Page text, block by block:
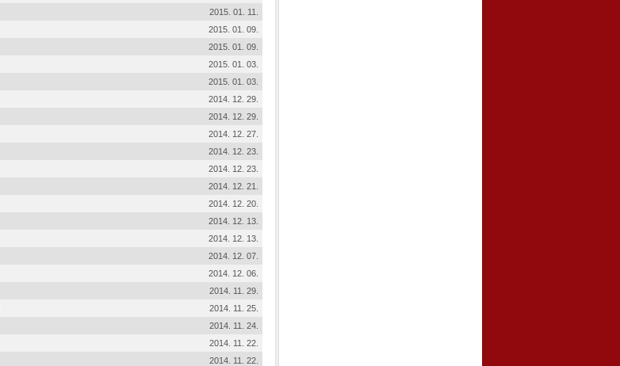
2015. 01. 11.
2015. 01. 09.
2015. 01. 09.
2015. 01. 03.
2015. 01. 03.
2014. 12. 29.
2014. 12. 29.
2014. 12. 27.
2014. 12. 23.
2014. 12. 23.
2014. 12. 21.
2014. 12. 20.
2014. 12. 13.
2014. 12. 13.
2014. 12. 07.
2014. 12. 06.
2014. 11. 29.
2014. 11. 25.
2014. 11. 24.
2014. 11. 22.
2014. 11. 22.